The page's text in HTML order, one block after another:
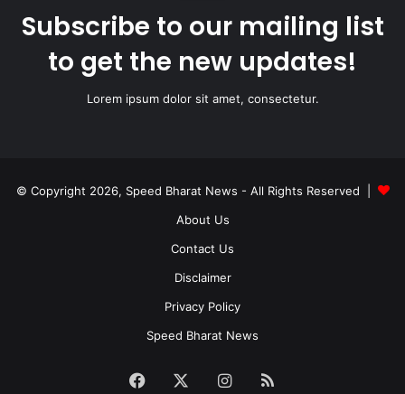
Subscribe to our mailing list
to get the new updates!
Lorem ipsum dolor sit amet, consectetur.
© Copyright 2026, Speed Bharat News - All Rights Reserved |
About Us
Contact Us
Disclaimer
Privacy Policy
Speed Bharat News
Facebook Instagram
RSS